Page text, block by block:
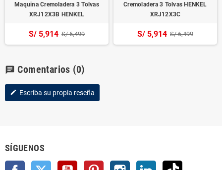
Maquina Cremoladera 3 Tolvas
XRJ12X3B HENKEL
S/ 5,914 S/ 6,499
Cremoladera 3 Tolvas HENKEL
XRJ12X3C
S/ 5,914 S/ 6,499
chat Comentarios (0)
edit Escriba su propia reseña
SÍGUENOS
Facebook Twitter YouTube Pinterest Instagram LinkedIn